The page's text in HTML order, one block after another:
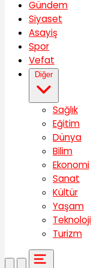
Gündem
Siyaset
Asayiş
Spor
Vefat
Diğer
Sağlık
Eğitim
Dünya
Bilim
Ekonomi
Sanat
Kültür
Yaşam
Teknoloji
Turizm